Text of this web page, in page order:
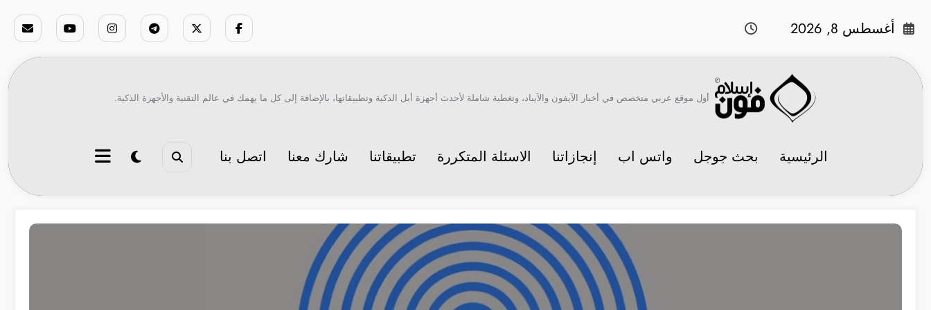
أغسطس 8, 2026
أول موقع عربي متخصص في أخبار الآيفون والآيباد، وتغطية شاملة لأحدث أجهزة أبل الذكية وتطبيقاتها، بالإضافة إلى كل ما يهمك في عالم التقنية والأجهزة الذكية.
الرئيسية بحث جوجل واتس اب إنجازاتنا الاسئلة المتكررة تطبيقاتنا شارك معنا اتصل بنا